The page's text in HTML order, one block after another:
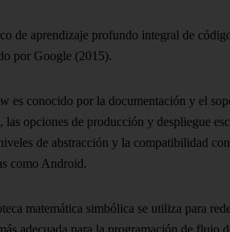
de aprendizaje profundo integral de
por Google (2015).
es conocido por la documentación y el
las opciones de producción y despliegue
de abstracción y la compatibilidad
como Android.
matemática simbólica se utiliza para